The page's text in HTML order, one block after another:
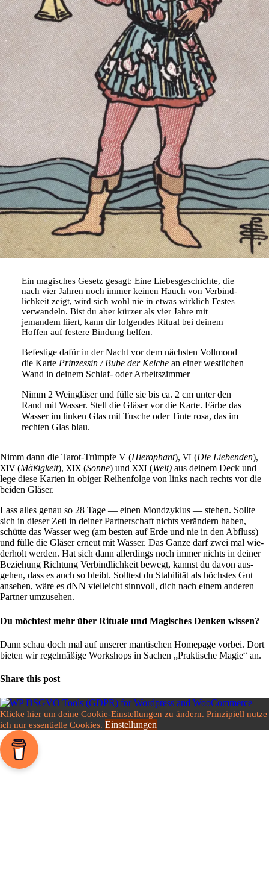
Ein magi­sches Gesetz gesagt: Eine Lie­bes­ge­schichte, die
nach vier Jahren noch immer keinen Hauch von Ver­bind­
lich­keit zeigt, wird sich wohl nie in etwas wirk­lich Festes
ver­wan­deln. Bist du aber kürzer als vier Jahre mit
jemandem liiert, kann dir fol­gendes Ritual bei deinem
Hoffen auf festere Bin­dung helfen.
Befe­stige dafür in der Nacht vor dem näch­sten Voll­mond
die Karte Prin­zessin / Bube der Kelche an einer west­li­chen
Wand in deinem Schlaf- oder Arbeitszimmer
Nimm 2 Wein­gläser und fülle sie bis ca. 2 cm unter den
Rand mit Wasser. Stell die Gläser vor die Karte. Färbe das
Wasser im linken Glas mit Tusche oder Tinte rosa, das im
rechten Glas blau.
Nimm dann die Tarot-Trümpfe V (Hiero­phant), VI (Die Lie­benden),
XIV (Mäßig­keit), XIX (Sonne) und XXI (Welt) aus deinem Deck und
lege diese Karten in obiger Rei­hen­folge von links nach rechts vor die
beiden Gläser.
Lass alles genau so 28 Tage — einen Mond­zy­klus — stehen. Sollte
sich in dieser Zeti in deiner Part­ner­schaft nichts ver­än­dern haben,
schütte das Wasser weg (am besten auf Erde und nie in den Abfluss)
und fülle die Gläser erneut mit Wasser. Das Ganze darf zwei mal wie­
der­holt werden. Hat sich dann aller­dings noch immer nichts in deiner
Bezie­hung Rich­tung Ver­bind­lich­keit bewegt, kannst du davon aus­
gehen, dass es auch so bleibt. Soll­test du Sta­bi­lität als höch­stes Gut
ansehen, wäre es dNN viel­leicht sinn­voll, dich nach einem anderen
Partner umzusehen.
Du möchtest mehr über Rituale und Magisches Denken wissen?
Dann schau doch mal auf unserer man­ti­schen Home­page vorbei. Dort
bieten wir regel­mä­ßige Work­shops in Sachen „Prak­ti­sche Magie“ an.
Share this post
Klicke hier um deine Cookie-Einstellungen zu ändern. Prinzipiell nutze
ich nur essentielle Cookies. Einstellungen